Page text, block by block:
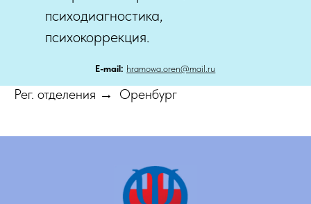
психодиагностика,
психокоррекция.
Е-mail: hramowa.oren@mail.ru
Рег. отделения → Оренбург